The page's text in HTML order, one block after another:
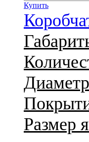
Купить
Размер